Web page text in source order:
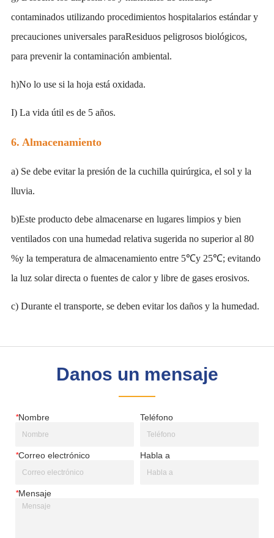
Danos un mensaje
*Nombre Teléfono
*Correo electrónico Habla a
*Mensaje